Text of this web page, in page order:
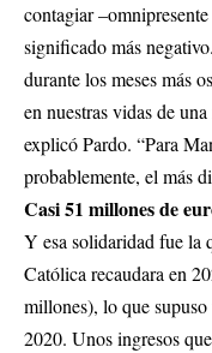
contagiar
significado más
durante los meses más
en nuestras vidas de
explicó Pardo. “Para
probablemente, el más
Casi 51 millones de
Y esa solidaridad fue la
Católica recaudara en
millones), lo que
2020. Unos ingresos